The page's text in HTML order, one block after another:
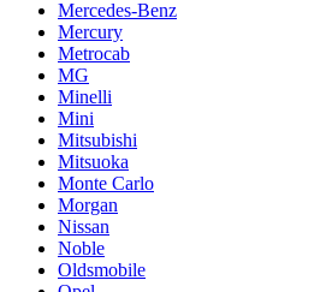
Mercedes-Benz
Mercury
Metrocab
MG
Minelli
Mini
Mitsubishi
Mitsuoka
Monte Carlo
Morgan
Nissan
Noble
Oldsmobile